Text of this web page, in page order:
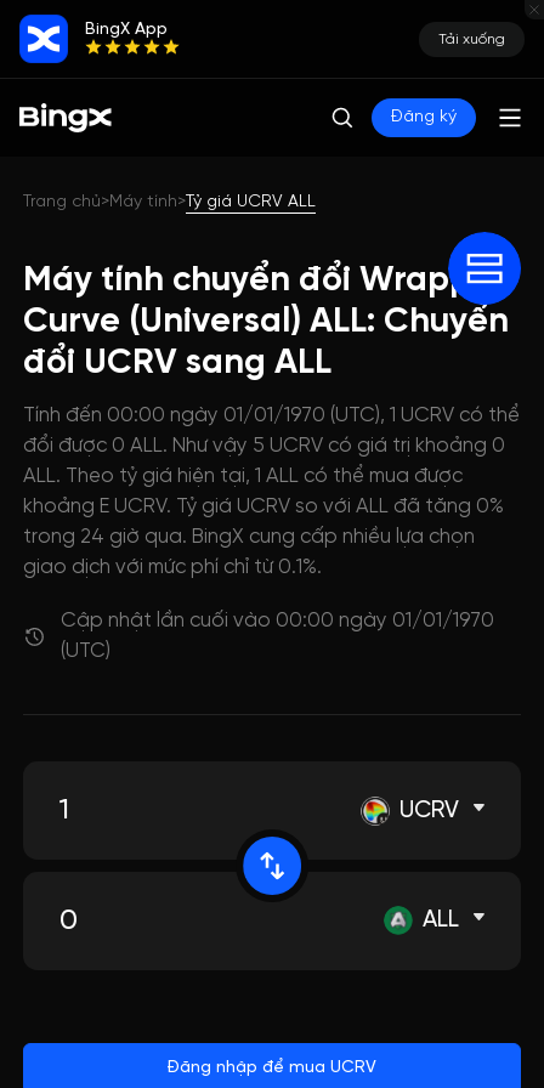
BingX App
Tải xuống
Đăng ký
Trang chủ>Máy tính>Tỷ giá UCRV ALL
Máy tính chuyển đổi Wrapped
Curve (Universal) ALL: Chuyển
đổi UCRV sang ALL
Tính đến 00:00 ngày 01/01/1970 (UTC), 1 UCRV có thể
đổi được 0 ALL. Như vậy 5 UCRV có giá trị khoảng 0
ALL. Theo tỷ giá hiện tại, 1 ALL có thể mua được
khoảng E UCRV. Tỷ giá UCRV so với ALL đã tăng 0%
trong 24 giờ qua. BingX cung cấp nhiều lựa chọn
giao dịch với mức phí chỉ từ 0.1%.
Cập nhật lần cuối vào 00:00 ngày 01/01/1970
(UTC)
UCRV
ALL
Đăng nhập để mua UCRV